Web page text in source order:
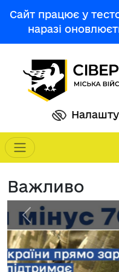
Сайт працює у
наразі
Main
Важливо
Previous